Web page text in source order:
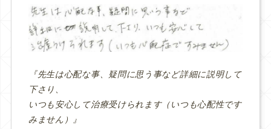
『先生は心配な事、疑問に思う事など詳細に説明して
下さり、
いつも安心して治療受けられます（いつも心配性です
みません）』